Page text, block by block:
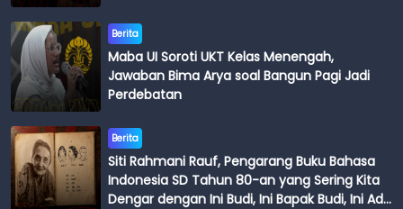
Berita
Maba UI Soroti UKT Kelas Menengah,
Jawaban Bima Arya soal Bangun Pagi Jadi
Perdebatan
Berita
Siti Rahmani Rauf, Pengarang Buku Bahasa
Indonesia SD Tahun 80-an yang Sering Kita
Dengar dengan Ini Budi, Ini Bapak Budi, Ini Adik